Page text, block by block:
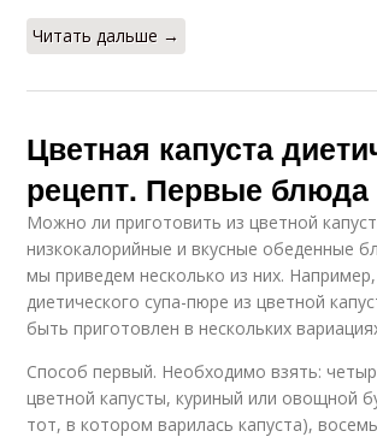
Читать дальше →
Цветная капуста
рецепт. Первые блюда
Можно ли приготовить из цветной
низкокалорийные и вкусные обеденные
мы приведем несколько из них.
диетического супа-пюре из цветной
быть приготовлен в нескольких
Способ первый. Необходимо взять:
цветной капусты, куриный или овощной
тот, в котором варилась капуста),